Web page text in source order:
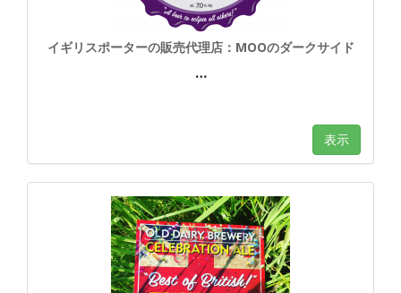
イギリスポーターの販売代理店：MOOのダークサイド
…
表示